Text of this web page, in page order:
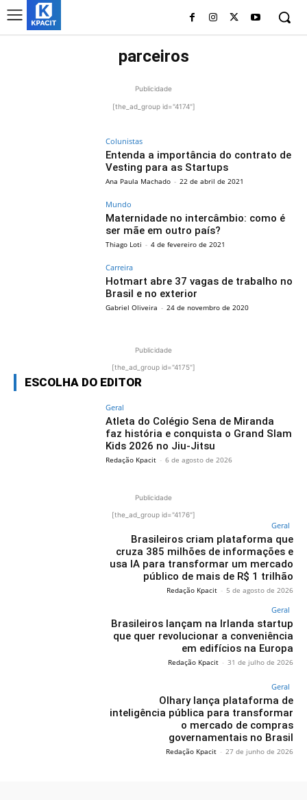
parceiros
Publicidade
[the_ad_group id="4174"]
Colunistas
Entenda a importância do contrato de
Vesting para as Startups
Ana Paula Machado - 22 de abril de 2021
Mundo
Maternidade no intercâmbio: como é
ser mãe em outro país?
Thiago Loti - 4 de fevereiro de 2021
Carreira
Hotmart abre 37 vagas de trabalho no
Brasil e no exterior
Gabriel Oliveira - 24 de novembro de 2020
Publicidade
[the_ad_group id="4175"]
ESCOLHA DO EDITOR
Geral
Atleta do Colégio Sena de Miranda
faz história e conquista o Grand Slam
Kids 2026 no Jiu-Jitsu
Redação Kpacit - 6 de agosto de 2026
Publicidade
[the_ad_group id="4176"]
Geral
Brasileiros criam plataforma que
cruza 385 milhões de informações e
usa IA para transformar um mercado
público de mais de R$ 1 trilhão
Redação Kpacit - 5 de agosto de 2026
Geral
Brasileiros lançam na Irlanda startup
que quer revolucionar a conveniência
em edifícios na Europa
Redação Kpacit - 31 de julho de 2026
Geral
Olhary lança plataforma de
inteligência pública para transformar
o mercado de compras
governamentais no Brasil
Redação Kpacit - 27 de junho de 2026